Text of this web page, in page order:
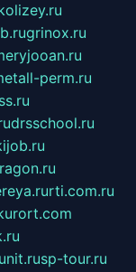
grinox.ru
perm.ru
drsschool.ru
rti.com.ru
sp-tour.ru